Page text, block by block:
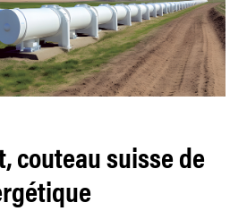
couteau suisse de